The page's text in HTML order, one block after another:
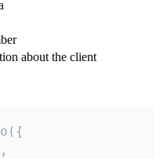
about the client